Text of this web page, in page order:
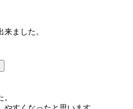
ました。